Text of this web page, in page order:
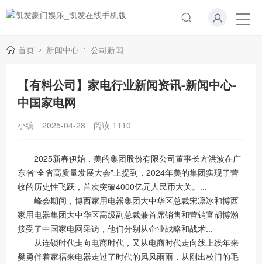
首页 新闻中心 公司新闻
【有料公司】家电行业新闻资讯-新闻中心-
中国家电网
小编 2025-04-28 阅读 1110
2025新春伊始，美的集团股份有限公司董事长方洪波在广
东省“全省高质量发展大会”上提到，2024年美的集团实现了营
收的历史性飞跃，首次突破4000亿元人民币大关。...
峰会期间，博西家用电器集团大中华区总裁宋凛冰和博西
家用电器集团大中华区高级副总裁兼首席销售和营销官胡博瀚
接受了中国家电网采访，他们分别从企业战略和战术...
从连锁时代走向电商时代，又从电商时代走向线上线年来
樊勇伴着家福来电器走过了时代的风风雨雨，从刚出校门的毛